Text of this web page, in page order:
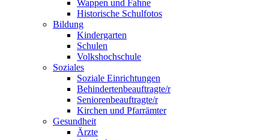
Wappen und Fahne
Historische Schulfotos
Bildung
Kindergarten
Schulen
Volkshochschule
Soziales
Soziale Einrichtungen
Behindertenbeauftragte/r
Seniorenbeauftragte/r
Kirchen und Pfarrämter
Gesundheit
Ärzte